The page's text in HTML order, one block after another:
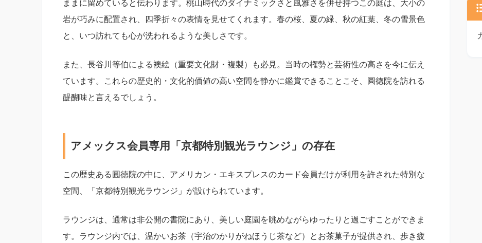
ままに留めていると伝わります。桃山時代のダイナミックさと風雅さを併せ持つこの庭は、大小の
岩が巧みに配置され、四季折々の表情を見せてくれます。春の桜、夏の緑、秋の紅葉、冬の雪景色
と、いつ訪れても心が洗われるような美しさです。
また、長谷川等伯による襖絵（重要文化財・複製）も必見。当時の権勢と芸術性の高さを今に伝え
ています。これらの歴史的・文化的価値の高い空間を静かに鑑賞できることこそ、圓徳院を訪れる
醍醐味と言えるでしょう。
アメックス会員専用「京都特別観光ラウンジ」の存在
この歴史ある圓徳院の中に、アメリカン・エキスプレスのカード会員だけが利用を許された特別な
空間、「京都特別観光ラウンジ」が設けられています。
ラウンジは、通常は非公開の書院にあり、美しい庭園を眺めながらゆったりと過ごすことができま
す。ラウンジ内では、温かいお茶（宇治のかりがねほうじ茶など）とお茶菓子が提供され、歩き疲